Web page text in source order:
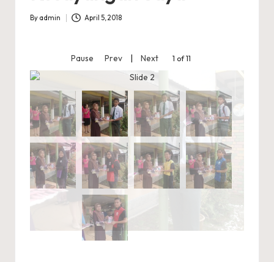
R
Posted
By admin April 5, 2018
Pause Prev | Next 2 of 11